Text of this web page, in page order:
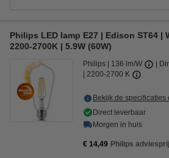
Philips LED lamp E27 | Edison ST64 |
2200-2700K | 5.9W (60W)
Philips 136 lm/W
2200-2700 K
Bekijk de specificaties
Direct leverbaar
Morgen in huis
€ 14,49 Philips